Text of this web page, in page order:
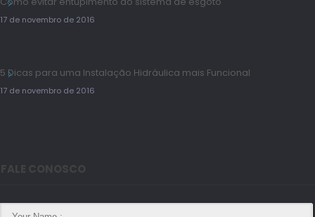
17 de novembro de 2016
5 Dicas para uma Instalação Hidráulica mais Funcional
17 de novembro de 2016